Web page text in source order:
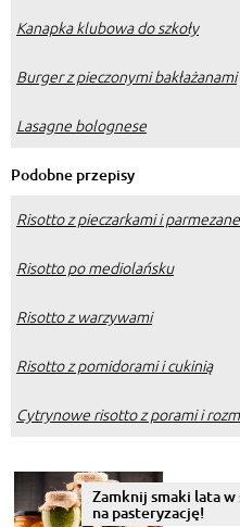
Kanapka klubowa do szkoły
Burger z pieczonymi bakłażanami
Lasagne bolognese
Podobne przepisy
Risotto z pieczarkami i
Risotto po mediolańsku
Risotto z warzywami
Risotto z pomidorami i cukinią
Cytrynowe risotto z porami i
Zamknij smaki lata w
na pasteryzację!